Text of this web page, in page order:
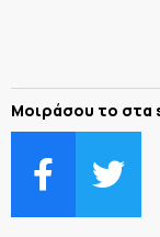
Μοιράσου το στα